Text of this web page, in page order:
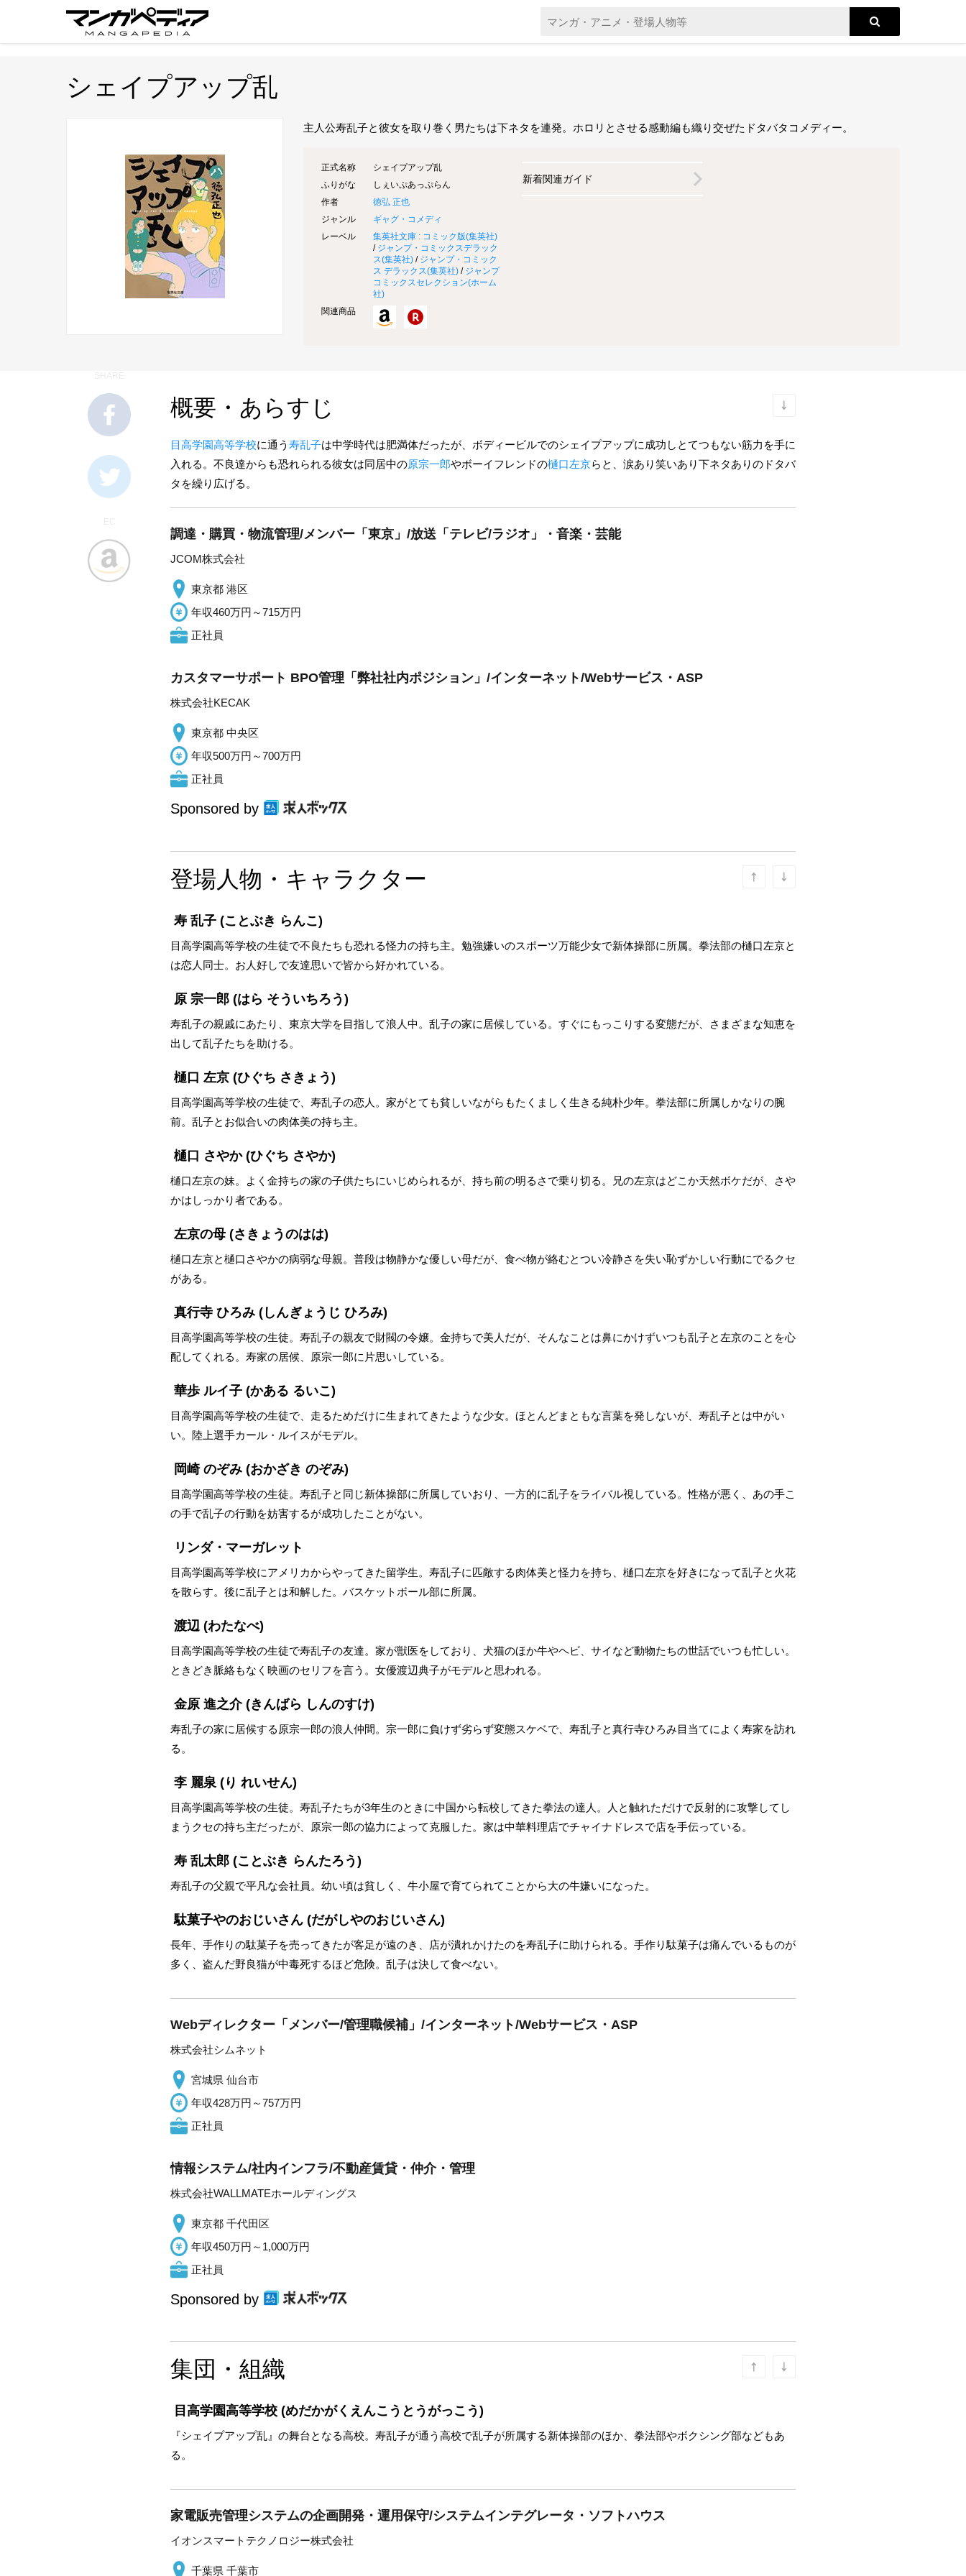
シェイプアップ乱
主人公寿乱子と彼女を取り巻く男たちは下ネタを連発。ホロリとさせる感動編も織り交ぜたドタバタコメディー。
正式名称
シェイプアップ乱
ふりがな
しぇいぷあっぷらん
作者
徳弘 正也
ジャンル
ギャグ・コメディ
レーベル
集英社文庫 : コミック版(集英社)
/ ジャンプ・コミックスデラック
ス(集英社) / ジャンプ・コミック
ス デラックス(集英社) / ジャンプ
コミックスセレクション(ホーム
社)
関連商品
新着関連ガイド
概要・あらすじ
目高学園高等学校に通う 寿乱子は中学時代は肥満体だったが、ボディービルでのシェイプアップに成功しとてつもない筋力を手に
入れる。不良達からも恐れられる彼女は同居中の原宗一郎やボーイフレンドの樋口左京らと、涙あり笑いあり下ネタありのドタバ
タを繰り広げる。
調達・購買・物流管理/メンバー「東京」/放送「テレビ/ラジオ」・音楽・芸能
JCOM株式会社
東京都 港区
年収460万円～715万円
正社員
カスタマーサポート BPO管理「弊社社内ポジション」/インターネット/Webサービス・ASP
株式会社KECAK
東京都 中央区
年収500万円～700万円
正社員
Sponsored by
登場人物・キャラクター
寿 乱子 (ことぶき らんこ)
目高学園高等学校の生徒で不良たちも恐れる怪力の持ち主。勉強嫌いのスポーツ万能少女で新体操部に所属。拳法部の樋口左京と
は恋人同士。お人好しで友達思いで皆から好かれている。
原 宗一郎 (はら そういちろう)
寿乱子の親戚にあたり、東京大学を目指して浪人中。乱子の家に居候している。すぐにもっこりする変態だが、さまざまな知恵を
出して乱子たちを助ける。
樋口 左京 (ひぐち さきょう)
目高学園高等学校の生徒で、寿乱子の恋人。家がとても貧しいながらもたくましく生きる純朴少年。拳法部に所属しかなりの腕
前。乱子とお似合いの肉体美の持ち主。
樋口 さやか(ひぐち さやか)
樋口左京の妹。よく金持ちの家の子供たちにいじめられるが、持ち前の明るさで乗り切る。兄の左京はどこか天然ボケだが、さや
かはしっかり者である。
左京の母 (さきょうのはは)
樋口左京と樋口さやかの病弱な母親。普段は物静かな優しい母だが、食べ物が絡むとつい冷静さを失い恥ずかしい行動にでるクセ
がある。
真行寺 ひろみ (しんぎょうじ ひろみ)
目高学園高等学校の生徒。寿乱子の親友で財閥の令嬢。金持ちで美人だが、そんなことは鼻にかけずいつも乱子と左京のことを心
配してくれる。寿家の居候、原宗一郎に片思いしている。
華歩 ルイ子 (かある るいこ)
目高学園高等学校の生徒で、走るためだけに生まれてきたような少女。ほとんどまともな言葉を発しないが、寿乱子とは中がい
い。陸上選手カール・ルイスがモデル。
岡崎 のぞみ (おかざき のぞみ)
目高学園高等学校の生徒。寿乱子と同じ新体操部に所属していおり、一方的に乱子をライバル視している。性格が悪く、あの手こ
の手で乱子の行動を妨害するが成功したことがない。
リンダ・マーガレット
目高学園高等学校にアメリカからやってきた留学生。寿乱子に匹敵する肉体美と怪力を持ち、樋口左京を好きになって乱子と火花
を散らす。後に乱子とは和解した。バスケットボール部に所属。
渡辺 (わたなべ)
目高学園高等学校の生徒で寿乱子の友達。家が獣医をしており、犬猫のほか牛やヘビ、サイなど動物たちの世話でいつも忙しい。
ときどき脈絡もなく映画のセリフを言う。女優渡辺典子がモデルと思われる。
金原 進之介(きんばら しんのすけ)
寿乱子の家に居候する原宗一郎の浪人仲間。宗一郎に負けず劣らず変態スケベで、寿乱子と真行寺ひろみ目当てによく寿家を訪れ
る。
李 麗泉 (り れいせん)
目高学園高等学校の生徒。寿乱子たちが3年生のときに中国から転校してきた拳法の達人。人と触れただけで反射的に攻撃してし
まうクセの持ち主だったが、原宗一郎の協力によって克服した。家は中華料理店でチャイナドレスで店を手伝っている。
寿 乱太郎 (ことぶき らんたろう)
寿乱子の父親で平凡な会社員。幼い頃は貧しく、牛小屋で育てられてことから大の牛嫌いになった。
駄菓子やのおじいさん (だがしやのおじいさん)
長年、手作りの駄菓子を売ってきたが客足が遠のき、店が潰れかけたのを寿乱子に助けられる。手作り駄菓子は痛んでいるものが
多く、盗んだ野良猫が中毒死するほど危険。乱子は決して食べない。
Webディレクター「メンバー/管理職候補」/インターネット/Webサービス・ASP
株式会社シムネット
宮城県 仙台市
年収428万円～757万円
正社員
情報システム/社内インフラ/不動産賃貸・仲介・管理
株式会社WALLMATEホールディングス
東京都 千代田区
年収450万円～1,000万円
正社員
Sponsored by
集団・組織
目高学園高等学校 (めだかがくえんこうとうがっこう)
『シェイプアップ乱』の舞台となる高校。寿乱子が通う高校で乱子が所属する新体操部のほか、拳法部やボクシング部などもあ
る。
家電販売管理システムの企画開発・運用保守/システムインテグレータ・ソフトハウス
イオンスマートテクノロジー株式会社
千葉県 千葉市